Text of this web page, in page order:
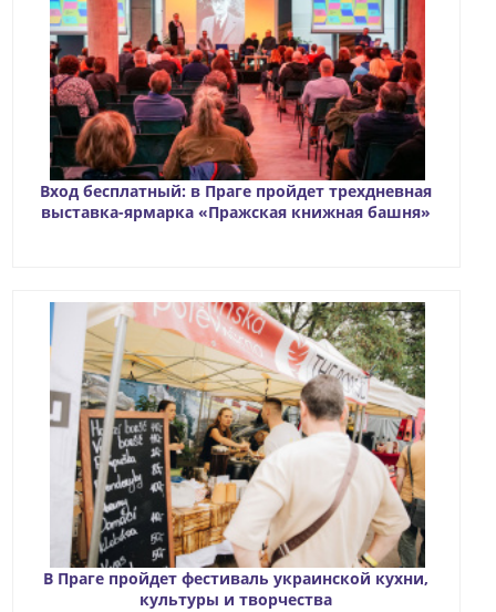
Вход бесплатный: в Праге пройдет трехдневная
выставка-ярмарка «Пражская книжная башня»
В Праге пройдет фестиваль украинской кухни,
культуры и творчества